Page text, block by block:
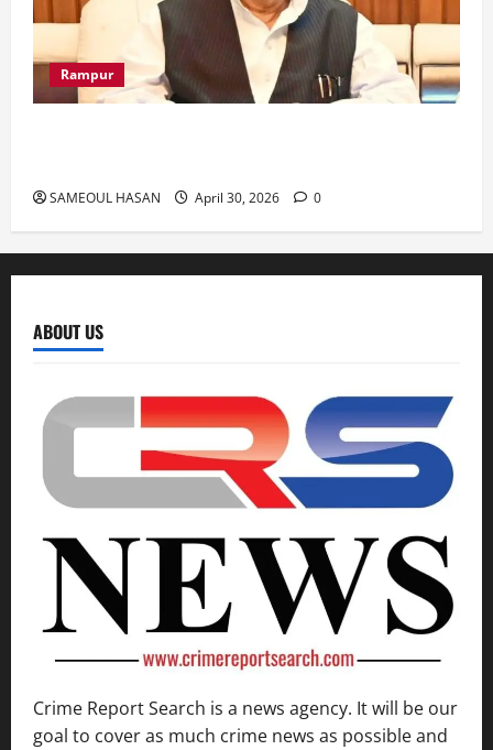
Rampur
SAMEOUL HASAN April 30, 2026 0
ABOUT US
Crime Report Search is a news agency. It will be our
goal to cover as much crime news as possible and